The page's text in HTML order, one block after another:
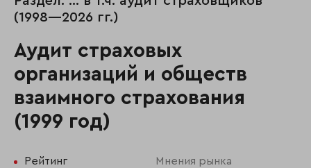
(1998—2026 гг.)
Аудит страховых
организаций и обществ
взаимного страхования
(1999 год)
Рейтинг Мнения рынка